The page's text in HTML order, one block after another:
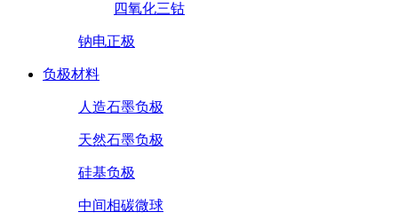
四氧化三钴
钠电正极
负极材料
人造石墨负极
天然石墨负极
硅基负极
中间相碳微球